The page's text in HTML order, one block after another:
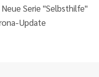
Serie "Selbsthilfe"
Update